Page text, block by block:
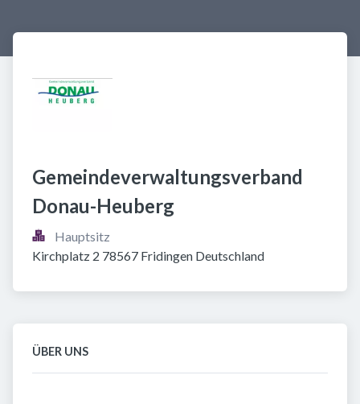
Gemeindeverwaltungsverband
Donau-Heuberg
Hauptsitz
Kirchplatz 2 78567 Fridingen Deutschland
ÜBER UNS